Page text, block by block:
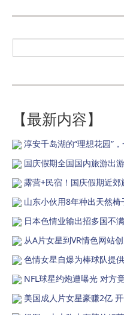
【最新内容】
淳安千岛湖的“理想花园”
国庆假期全国国内旅游出
露营+民宿！国庆假期近
山东小伙用8年种出天然
日本色情业输出招多国不
从A片女星到VR情色网站
色情女星自爆为棒球队提
NFL球星约炮遭曝光 对方
美国成人片女星豪赚2亿